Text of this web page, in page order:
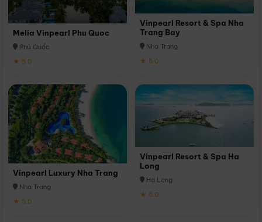
Melia Vinpearl Phu Quoc
Phú Quốc
★ 5.0
Vinpearl Resort & Spa Nha
Trang Bay
Nha Trang
★ 5.0
Vinpearl Luxury Nha Trang
Nha Trang
★ 5.0
Vinpearl Resort & Spa Ha
Long
Hạ Long
★ 5.0